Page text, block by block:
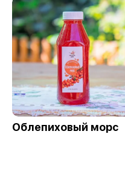
Облепиховый морс